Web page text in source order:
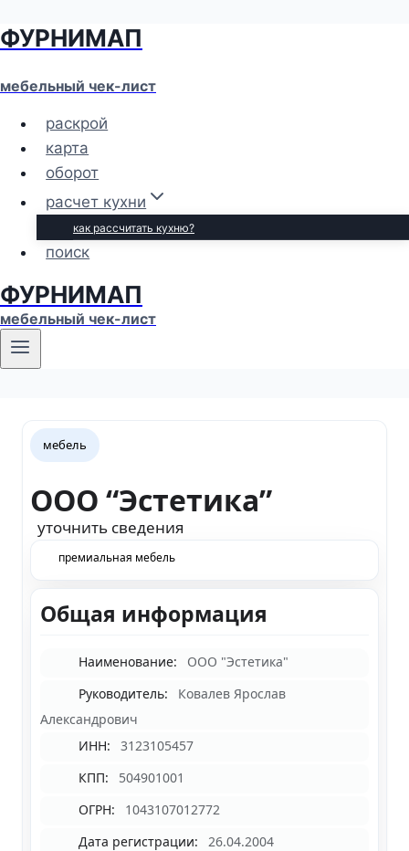
Перейти
содержимому
ФУРНИМАП
мебельный чек-лист
раскрой
карта
оборот
расчет кухни
как рассчитать кухню?
поиск
ФУРНИМАП
мебельный чек-лист
мебель
ООО “Эстетика”
уточнить сведения
премиальная мебель
Общая информация
Наименование:
ООО "Эстетика"
Руководитель:
Ковалев Ярослав
Александрович
ИНН:
3123105457
КПП:
504901001
ОГРН:
1043107012772
Дата регистрации:
26.04.2004